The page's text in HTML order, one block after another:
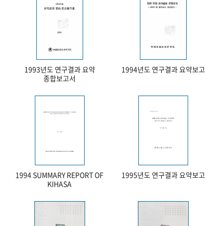
1993년도 연구결과 요약
종합보고서
1994년도 연구결과 요약보고
1994 SUMMARY REPORT OF
KIHASA
1995년도 연구결과 요약보고